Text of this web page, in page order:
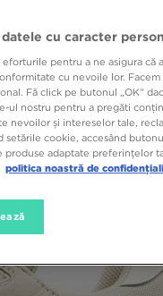
cu caracter
pentru a ne asigura
cu nevoile lor.
Fă click pe butonul „OK”
ul nostru pentru a pregăti
nevoilor și intereselor tale,
setările cookie, accesând
produse adaptate preferințelor
politica noastră de